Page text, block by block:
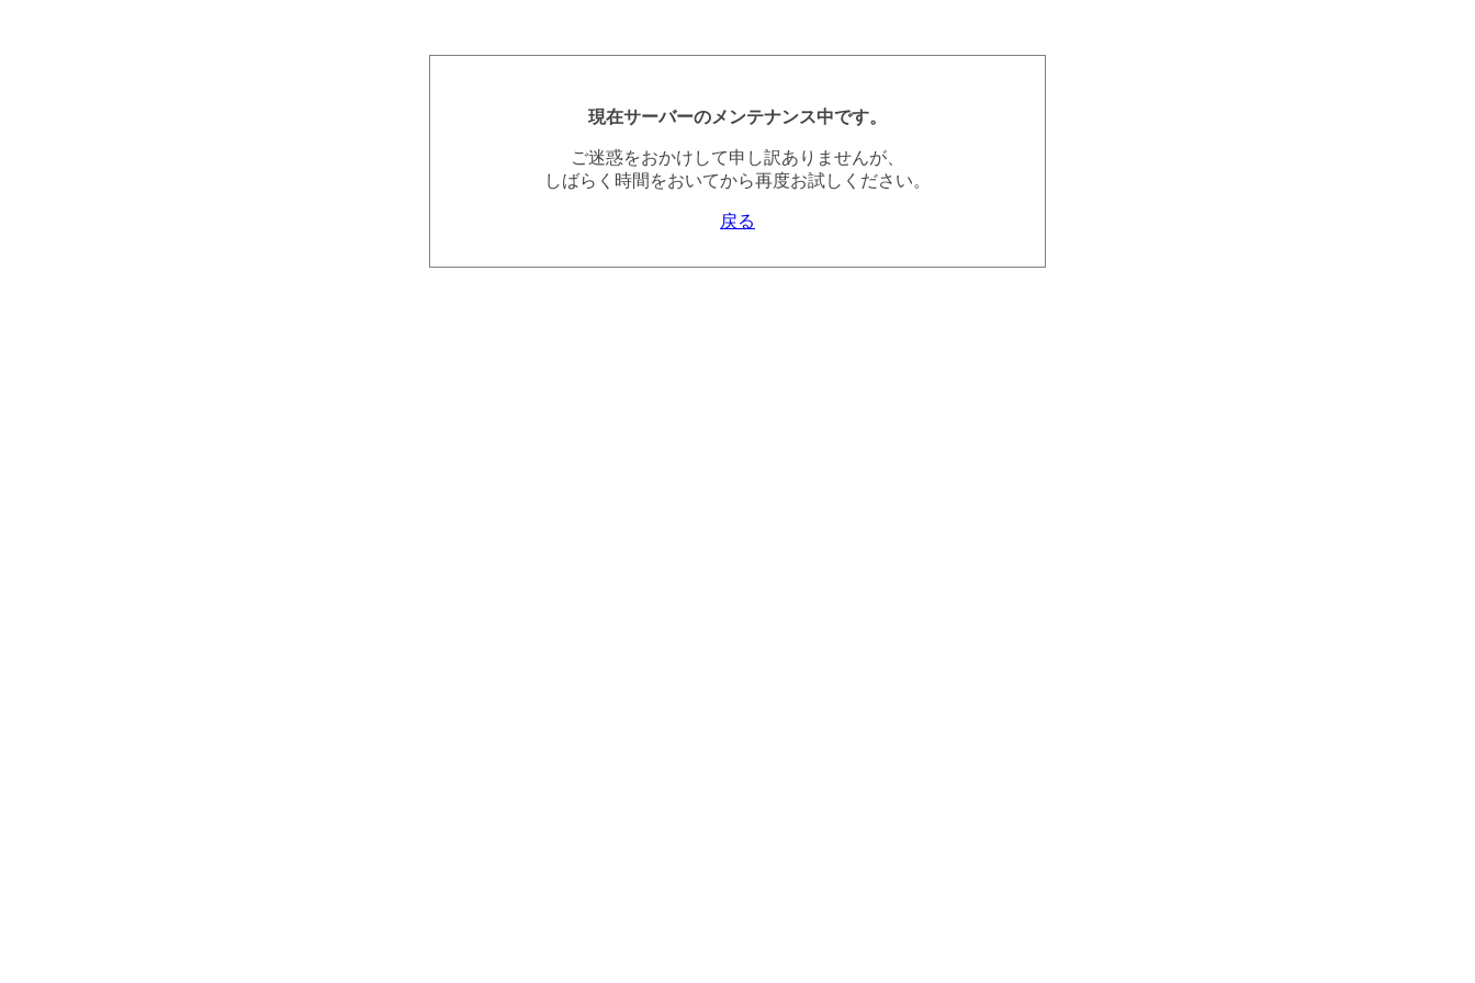
現在サーバーのメンテナンス中です。
ご迷惑をおかけして申し訳ありませんが、
しばらく時間をおいてから再度お試しください。
戻る